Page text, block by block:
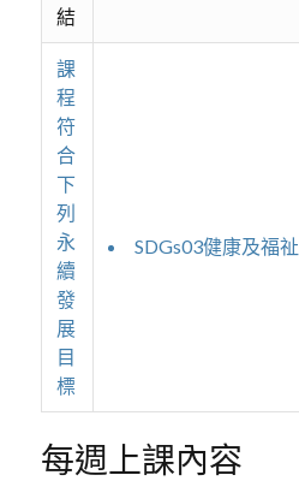
結
課
程
符
合
下
列
永
續
發
展
目
標
SDGs03健康及福祉
每週上課內容